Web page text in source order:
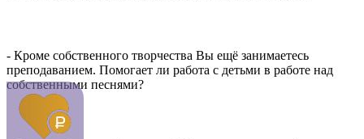
- Кроме собственного творчества Вы ещё занимаетесь
преподаванием. Помогает ли работа с детьми в работе над
собственными песнями?